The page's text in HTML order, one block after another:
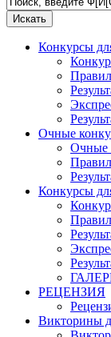
Конкурсы
Очные
Очные
Конкурсы
РЕЦЕНЗИЯ
Викторины